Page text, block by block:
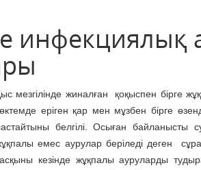
инфекциялық
мезгілінде жиналған қоқыспен бірге
еріген қар мен мұзбен бірге
белгілі. Осыған
емес аурулар беріледі деген
кезінде жұқпалы ауруларды